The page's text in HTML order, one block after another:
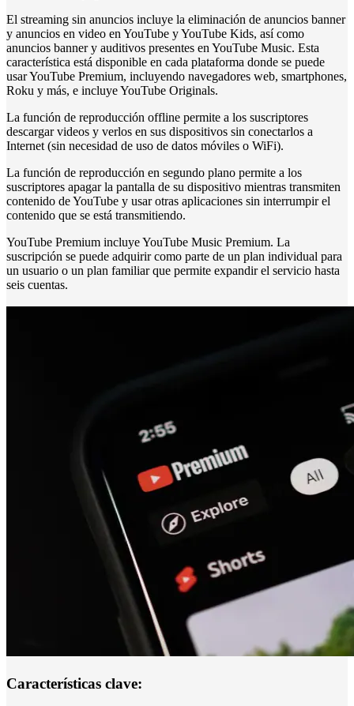
El streaming sin anuncios incluye la eliminación de anuncios banner
y anuncios en video en YouTube y YouTube Kids, así como
anuncios banner y auditivos presentes en YouTube Music. Esta
característica está disponible en cada plataforma donde se puede
usar YouTube Premium, incluyendo navegadores web, smartphones,
Roku y más, e incluye YouTube Originals.
La función de reproducción offline permite a los suscriptores
descargar videos y verlos en sus dispositivos sin conectarlos a
Internet (sin necesidad de uso de datos móviles o WiFi).
La función de reproducción en segundo plano permite a los
suscriptores apagar la pantalla de su dispositivo mientras transmiten
contenido de YouTube y usar otras aplicaciones sin interrumpir el
contenido que se está transmitiendo.
YouTube Premium incluye YouTube Music Premium. La
suscripción se puede adquirir como parte de un plan individual para
un usuario o un plan familiar que permite expandir el servicio hasta
seis cuentas.
Características clave: